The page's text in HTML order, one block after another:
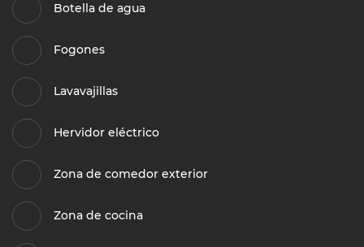
Botella de agua
Fogones
Lavavajillas
Hervidor eléctrico
Zona de comedor exterior
Zona de cocina